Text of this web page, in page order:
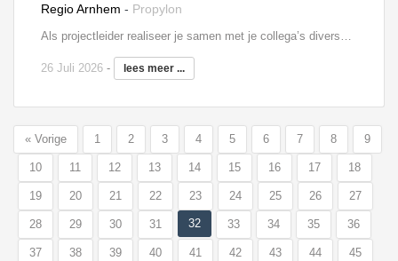
Regio Arnhem - Propylon
26 Juli 2026 - lees meer ...
« Vorige 1 2 3 4 5 6 7 8 9
10 11 12 13 14 15 16 17 18
19 20 21 22 23 24 25 26 27
28 29 30 31 32 33 34 35 36
37 38 39 40 41 42 43 44 45